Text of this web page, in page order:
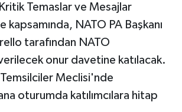
Temaslar ve Mesajlar
kapsamında, NATO PA Başkanı
tarafından NATO
verilecek onur davetine katılacak.
Meclisi'nde
oturumda katılımcılara hitap